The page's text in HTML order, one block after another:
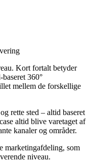
Kort fortalt betyder
360°
mellem de forskellige
rette sted – altid baseret
altid blive varetaget af
kanaler og områder.
marketingafdeling, som
niveau.